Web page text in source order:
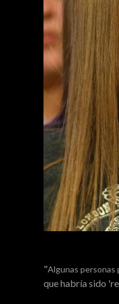
"Algunas personas
que habría sido